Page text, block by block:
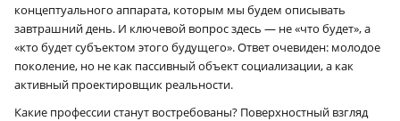
концептуального аппарата, которым мы будем описывать
завтрашний день. И ключевой вопрос здесь — не «что будет», а
«кто будет субъектом этого будущего». Ответ очевиден: молодое
поколение, но не как пассивный объект социализации, а как
активный проектировщик реальности.
Какие профессии станут востребованы? Поверхностный взгляд